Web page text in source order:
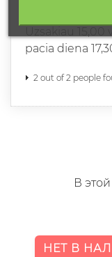
Kolektyvui uz
pacia diena
2 out of 2 people
В
НЕТ В